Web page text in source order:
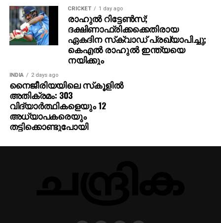
CRICKET 1 day ago
രാഹുൽ റിട്ടേൺസ്;
ദക്ഷിണാഫ്രിക്കക്കെതിരായ
ഏകദിന സ്‌ക്വാഡ് പ്രഖ്യാപിച്ചു;
കെഎൽ രാഹുൽ ഇന്ത്യയെ
നയിക്കും
INDIA 2 days ago
നൈജീരിയയിലെ സ്‌കൂളില്‍
അതിക്രമം: 303
വിദ്യാര്‍ത്ഥികളെയും 12
അധ്യാപകരെയും
തട്ടിക്കൊണ്ടുപോയി